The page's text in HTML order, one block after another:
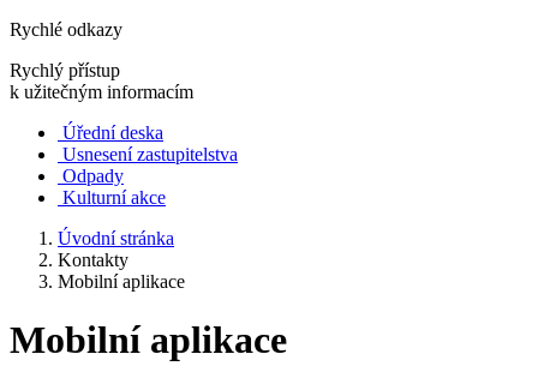
Rychlé odkazy
Rychlý přístup
k užitečným informacím
Úřední deska
Usnesení zastupitelstva
Odpady
Kulturní akce
Úvodní stránka
Kontakty
Mobilní aplikace
Mobilní aplikace